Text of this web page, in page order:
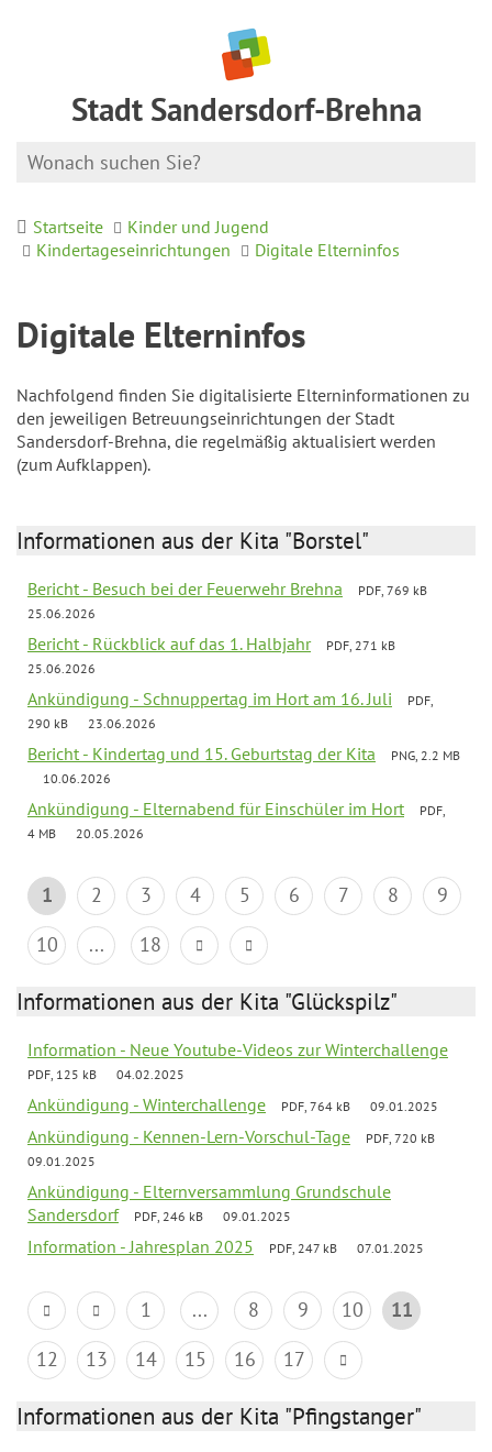
Stadt Sandersdorf-Brehna
Startseite
Kinder und Jugend
Kindertageseinrichtungen
Digitale Elterninfos
Digitale Elterninfos
Nachfolgend finden Sie digitalisierte Elterninformationen zu
den jeweiligen Betreuungseinrichtungen der Stadt
Sandersdorf-Brehna, die regelmäßig aktualisiert werden
(zum Aufklappen).
Informationen aus der Kita "Borstel"
Bericht - Besuch bei der Feuerwehr Brehna
PDF, 769 kB
25.06.2026
Bericht - Rückblick auf das 1. Halbjahr
PDF, 271 kB
25.06.2026
Ankündigung - Schnuppertag im Hort am 16. Juli
PDF,
290 kB
23.06.2026
Bericht - Kindertag und 15. Geburtstag der Kita
PNG, 2.2 MB
10.06.2026
Ankündigung - Elternabend für Einschüler im Hort
PDF,
4 MB
20.05.2026
1 2 3 4 5 6 7 8
9
10
... 18
Informationen aus der Kita "Glückspilz"
Information - Neue Youtube-Videos zur Winterchallenge
PDF, 125 kB 04.02.2025
Ankündigung - Winterchallenge PDF, 764 kB 09.01.2025
Ankündigung - Kennen-Lern-Vorschul-Tage
PDF, 720 kB
09.01.2025
Ankündigung - Elternversammlung Grundschule
Sandersdorf
PDF, 246 kB 09.01.2025
Information - Jahresplan 2025 PDF, 247 kB 07.01.2025
1 ... 8 9 10
11
12
13 14 15 16 17
Informationen aus der Kita "Pfingstanger"